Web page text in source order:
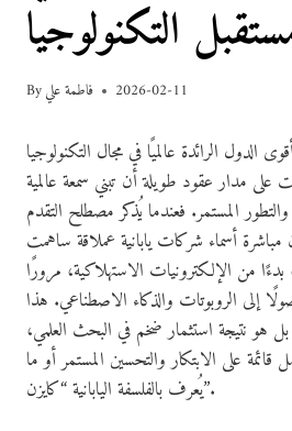
التكنولوجيا
Byفاطمة علي 2026-02-11
الدول الرائدة عالميًا في مجال التكنولوجيا
مدار عقود طويلة أن تبني سمعة عالمية
والتطور المستمر. فعندما يُذكر مصطلح التقدم
مباشرة أسماء شركات يابانية عملاقة ساهمت
من الإلكترونيات الاستهلاكية، مرورًا
إلى الروبوتات والذكاء الاصطناعي. هذا
بل هو نتيجة استثمار ضخم في البحث العلمي،
قائمة على الابتكار والتحسين المستمر أو ما
يُعرف بالفلسفة اليابانية “كايزن”.